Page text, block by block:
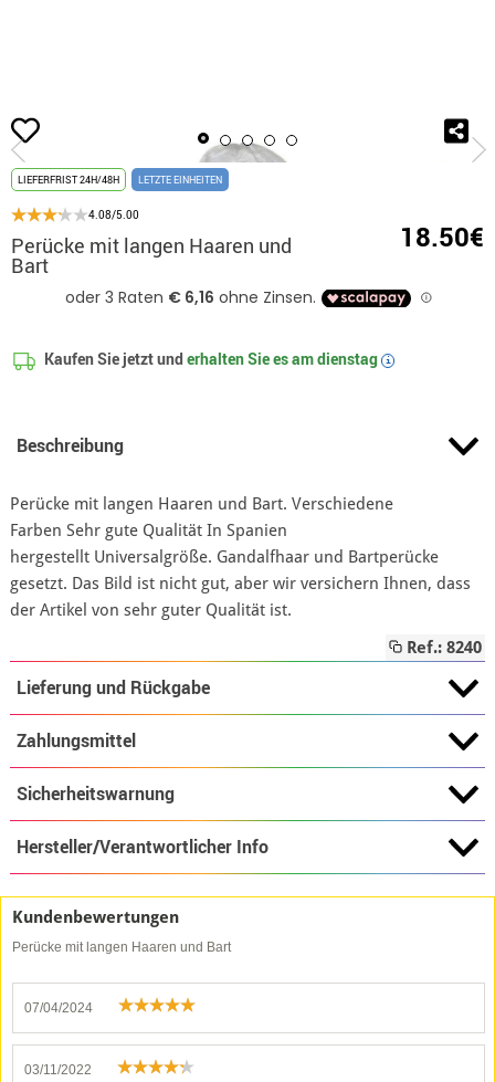
Beginn Perücke mit langen
LIEFERFRIST 24H/48H LETZTE EINHEITEN
4.08/5.00
Perücke mit langen Haaren und
Bart
18.50€
Kaufen Sie jetzt underhalten Sie es amdienstag i
Beschreibung
Perücke mit langen Haaren und Bart. Verschiedene
Farben Sehr gute Qualität In Spanien
hergestellt Universalgröße. Gandalfhaar und Bartperücke
gesetzt. Das Bild ist nicht gut, aber wir versichern Ihnen, dass
der Artikel von sehr guter Qualität ist.
Ref.: 8240
Lieferung und Rückgabe
Zahlungsmittel
Sicherheitswarnung
Hersteller/Verantwortlicher Info
Kundenbewertungen
Perücke mit langen Haaren und Bart
07/04/2024
03/11/2022